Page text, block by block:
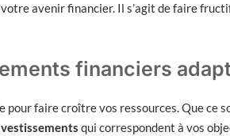
avenir financier. Il s’agit de faire
financiers
faire croître vos ressources. Que ce
qui correspondent à vos